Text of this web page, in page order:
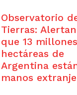
Observatorio
Tierras: Alertan
que 13
hectáreas de
Argentina
manos